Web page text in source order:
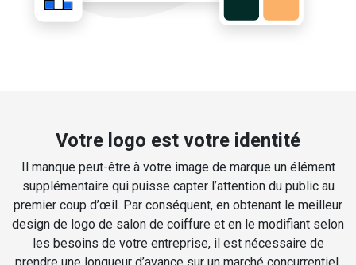
Votre logo est votre identité
Il manque peut-être à votre image de marque un élément
supplémentaire qui puisse capter l’attention du public au
premier coup d’œil. Par conséquent, en obtenant le meilleur
design de logo de salon de coiffure et en le modifiant selon
les besoins de votre entreprise, il est nécessaire de